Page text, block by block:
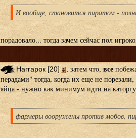
И вообще, становится пиратом -
порадовало... тогда зачем сейчас пол
Наггарок [20] , затем что, все
перадами" тогда, когда их еще не порезали,
яйца - нужно как минимум идти на
фармеры вооружены против мобов,